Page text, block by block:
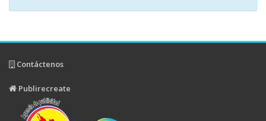
Contáctenos
Publirecreate